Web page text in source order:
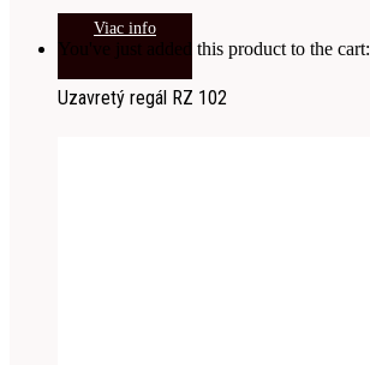
Viac info
You've just added this product to the cart:
Uzavretý regál RZ 102